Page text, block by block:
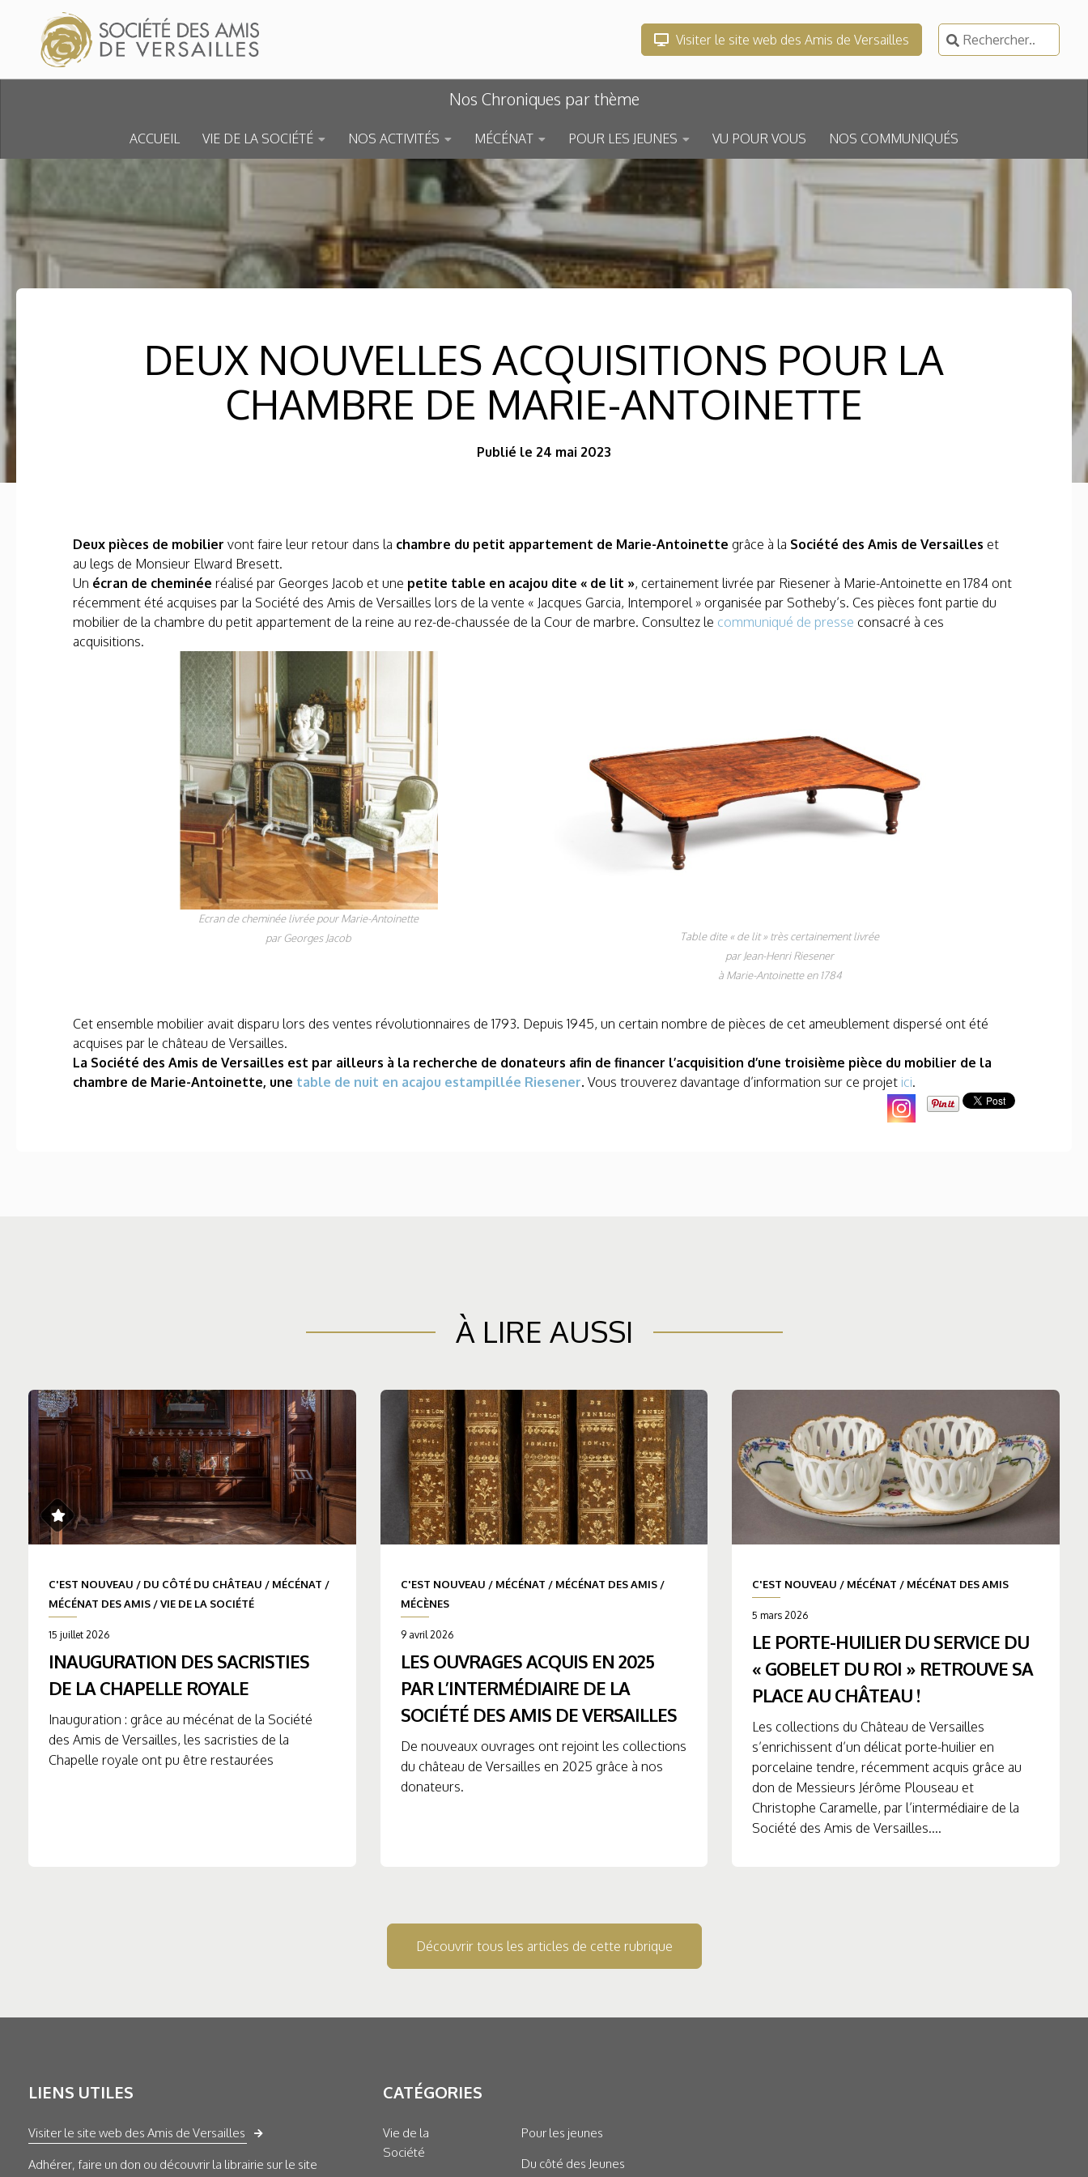
Skip to content
Visiter le site web des Amis de Versailles
Rechercher :
Nos Chroniques par thème
ACCUEIL VIE DE LA SOCIÉTÉ NOS ACTIVITÉS MÉCÉNAT POUR LES JEUNES VU POUR VOUS NOS COMMUNIQUÉS
DEUX NOUVELLES ACQUISITIONS POUR LA
CHAMBRE DE MARIE-ANTOINETTE
Publié le 24 mai 2023
Deux pièces de mobilier vont faire leur retour dans la chambre du petit appartement de Marie-Antoinette grâce à la Société des Amis de Versailles et
au legs de Monsieur Elward Bresett.
Un écran de cheminée réalisé par Georges Jacob et une petite table en acajou dite « de lit », certainement livrée par Riesener à Marie-Antoinette en 1784 ont
récemment été acquises par la Société des Amis de Versailles lors de la vente « Jacques Garcia, Intemporel » organisée par Sotheby’s. Ces pièces font partie du
mobilier de la chambre du petit appartement de la reine au rez-de-chaussée de la Cour de marbre. Consultez le communiqué de presse consacré à ces
acquisitions.
Ecran de cheminée livrée pour Marie-Antoinette
par Georges Jacob
Table dite « de lit » très certainement livrée
par Jean-Henri Riesener
à Marie-Antoinette en 1784
Cet ensemble mobilier avait disparu lors des ventes révolutionnaires de 1793. Depuis 1945, un certain nombre de pièces de cet ameublement dispersé ont été
acquises par le château de Versailles.
La Société des Amis de Versailles est par ailleurs à la recherche de donateurs afin de financer l’acquisition d’une troisième pièce du mobilier de la
chambre de Marie-Antoinette, une table de nuit en acajou estampillée Riesener. Vous trouverez davantage d’information sur ce projet ici.
À LIRE AUSSI
C'EST NOUVEAU / DU CÔTÉ DU CHÂTEAU / MÉCÉNAT /
MÉCÉNAT DES AMIS /VIE DE LA SOCIÉTÉ
15 juillet 2026
INAUGURATION DES SACRISTIES
DE LA CHAPELLE ROYALE
Inauguration : grâce au mécénat de la Société
des Amis de Versailles, les sacristies de la
Chapelle royale ont pu être restaurées
C'EST NOUVEAU / MÉCÉNAT / MÉCÉNAT DES AMIS/
MÉCÈNES
9 avril 2026
LES OUVRAGES ACQUIS EN 2025
PAR L’INTERMÉDIAIRE DE LA
SOCIÉTÉ DES AMIS DE VERSAILLES
De nouveaux ouvrages ont rejoint les collections
du château de Versailles en 2025 grâce à nos
donateurs.
C'EST NOUVEAU / MÉCÉNAT / MÉCÉNAT DES AMIS
5 mars 2026
LE PORTE-HUILIER DU SERVICE DU
« GOBELET DU ROI » RETROUVE SA
PLACE AU CHÂTEAU !
Les collections du Château de Versailles
s’enrichissent d’un délicat porte-huilier en
porcelaine tendre, récemment acquis grâce au
don de Messieurs Jérôme Plouseau et
Christophe Caramelle, par l’intermédiaire de la
Société des Amis de Versailles....
Découvrir tous les articles de cette rubrique
LIENS UTILES
Visiter le site web des Amis de Versailles
Adhérer, faire un don ou découvrir la librairie sur le site
CATÉGORIES
Vie de la
Société
Pour les jeunes
Du côté des Jeunes